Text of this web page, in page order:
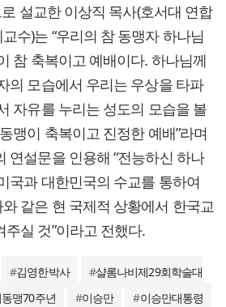
설교한 이상직 목사(호서대 연합
수)는 “우리의 참 동맹자 하나님
참 축복이고 예배이다. 하나님께
의 모습에서 우리는 우상을 타파
자유를 누리는 성도의 모습을 볼
맹이 축복이고 진정한 예배”라며
연설문을 인용해 “전능하신 하나
국과 대한민국의 수교를 통하여
같은 현 국제적 상황에서 한국교
실 것”이라고 전했다.
#김영한박사 #샬롬나비제29회학술대
맹70주년 #이승만 #이승만대통령